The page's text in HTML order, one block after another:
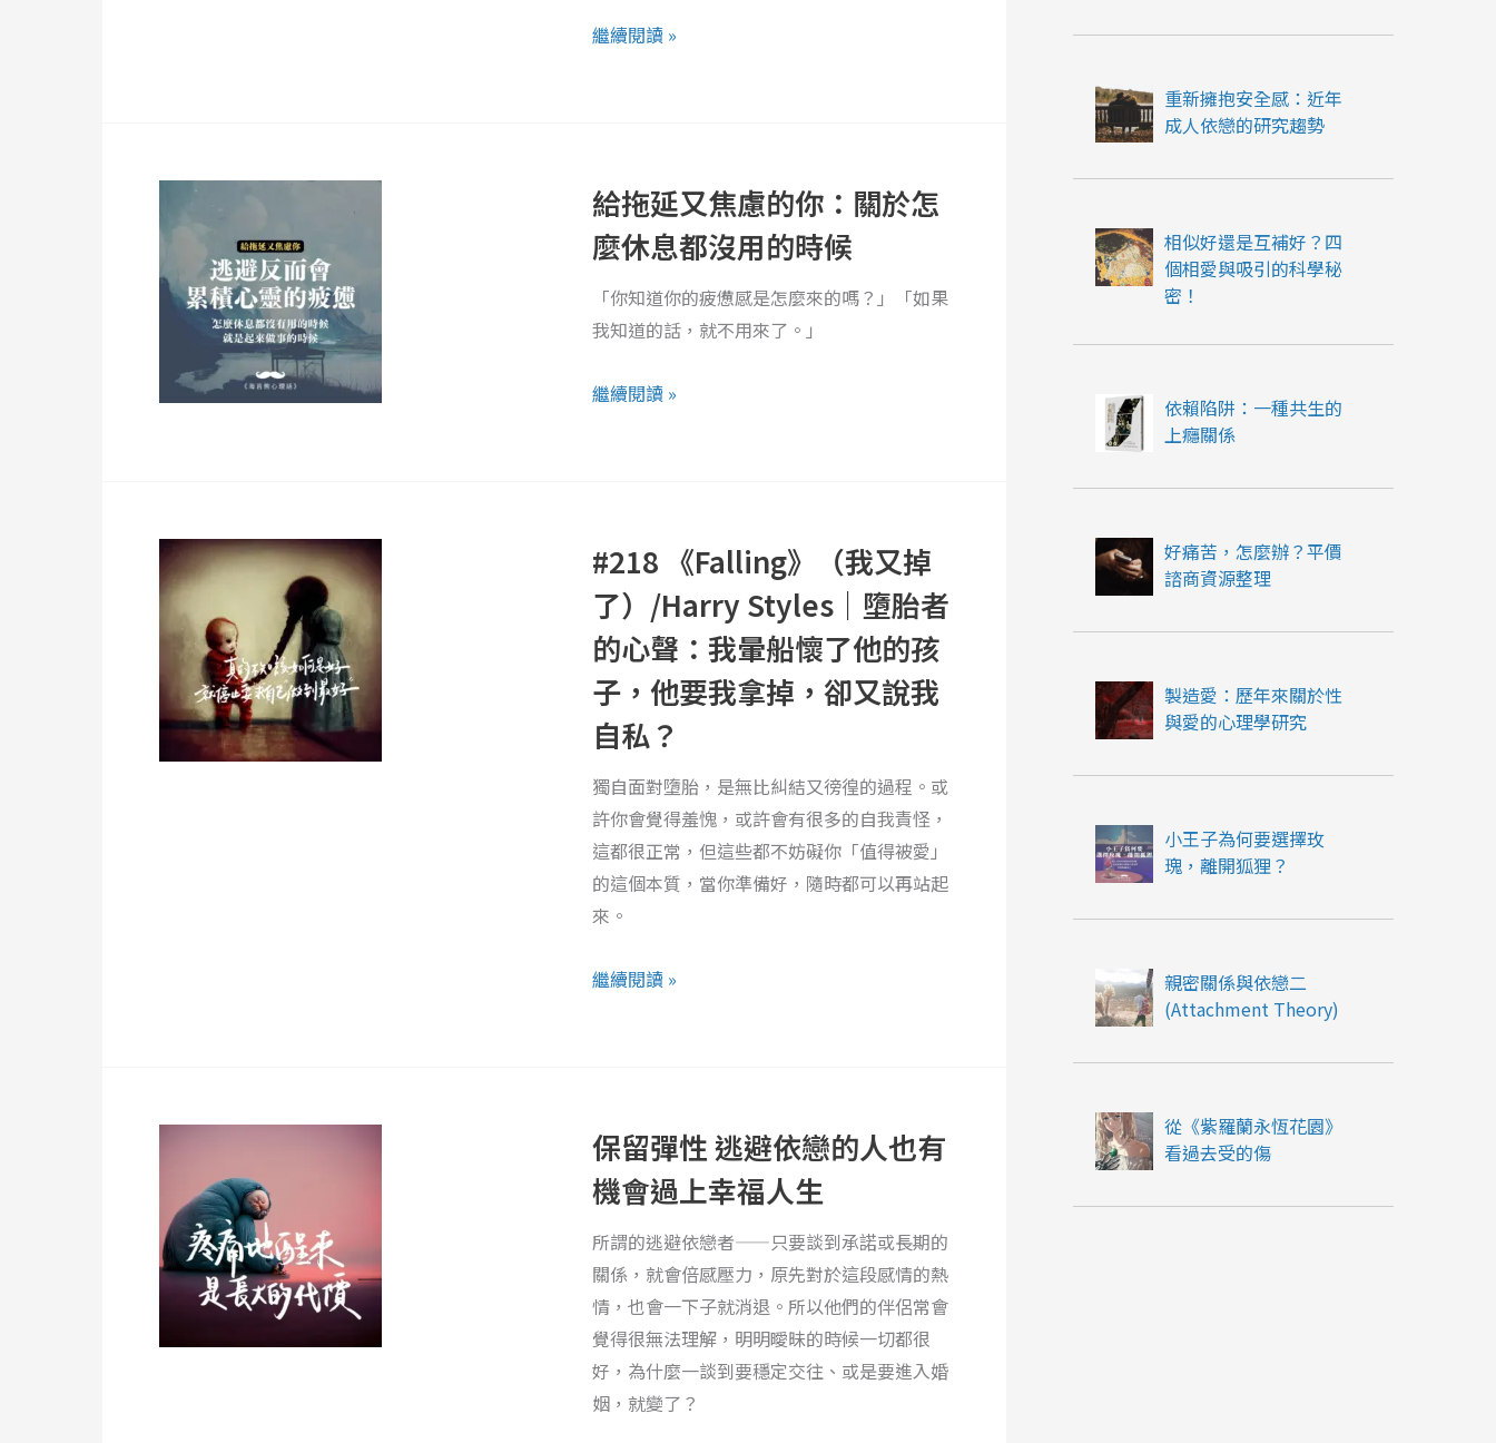
還
極，
到
底
怎
麼
到
繼續閱讀 »
給拖延又焦慮的你：關於怎
麼休息都沒用的時候
「你知道你的疲憊感是怎麼來的嗎？」「如果
我知道的話，就不用來了。」
延
又
焦
慮
的
關
息
都
沒
用
的
時
候
繼續閱讀 »
#218 《Falling》（我又掉
了）/Harry Styles｜墮胎者
的心聲：我暈船懷了他的孩
子，他要我拿掉，卻又說我
自私？
獨自面對墮胎，是無比糾結又徬徨的過程。或
許你會覺得羞愧，或許會有很多的自我責怪，
這都很正常，但這些都不妨礙你「值得被愛」
的這個本質，當你準備好，隨時都可以再站起
來。
（我
又
掉
了）/Harry
Styles
｜
墮
胎
者
的
心
聲：
暈
的
孩
子，
他
要
我
拿
掉，
卻
繼續閱讀 »
保留彈性 逃避依戀的人也有
機會過上幸福人生
所謂的逃避依戀者——只要談到承諾或長期的
關係，就會倍感壓力，原先對於這段感情的熱
情，也會一下子就消退。所以他們的伴侶常會
覺得很無法理解，明明曖昧的時候一切都很
好，為什麼一談到要穩定交往、或是要進入婚
姻，就變了？
彈
性
逃
避
依
戀
的
人
也
重新擁抱安全感：近年
成人依戀的研究趨勢
相似好還是互補好？四
個相愛與吸引的科學秘
密！
依賴陷阱：一種共生的
上癮關係
好痛苦，怎麼辦？平價
諮商資源整理
製造愛：歷年來關於性
與愛的心理學研究
小王子為何要選擇玫
瑰，離開狐狸？
親密關係與依戀二
(Attachment Theory)
從《紫羅蘭永恆花園》
看過去受的傷